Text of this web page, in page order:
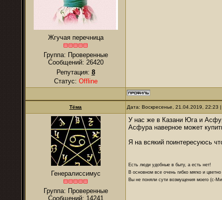
Жгучая перечница
Группа: Проверенные
Сообщений: 26420
Репутация: 8
Статус: Offline
Тёма Дата: Воскресенье, 21.04.2019,
Генералиссимус
Группа: Проверенные
Сообщений: 14241
У нас же в Казани Юга и
Асфура наверное может
Я на всякий поинтересуюсь
Есть люди удобные в быту, а есть нет!
В основном все очень гибко мягко и цветно
Вы не поняли сути возмущения моего (с-